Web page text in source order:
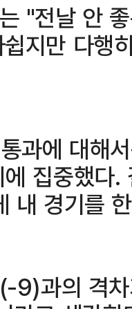
"전날 안
지만 다행
과에 대해
집중했다
내 경기를
9)과의 격